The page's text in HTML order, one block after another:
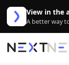
Aller au contenu
View in the
A better way